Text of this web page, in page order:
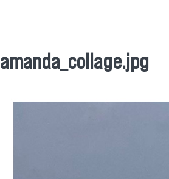
Se encuentra usted aquí
amanda_collage.jpg